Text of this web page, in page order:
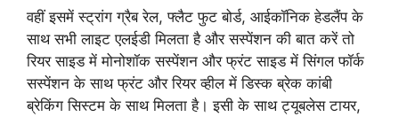
वहीं इसमें स्ट्रांग ग्रैब रेल, फ्लैट फुट बोर्ड, आईकॉनिक हेडलैंप के
साथ सभी लाइट एलईडी मिलता है और सस्पेंशन की बात करें तो
रियर साइड में मोनोशॉक सस्पेंशन और फ्रंट साइड में सिंगल फॉर्क
सस्पेंशन के साथ फ्रंट और रियर व्हील में डिस्क ब्रेक कांबी
ब्रेकिंग सिस्टम के साथ मिलता है। इसी के साथ ट्यूबलेस टायर,